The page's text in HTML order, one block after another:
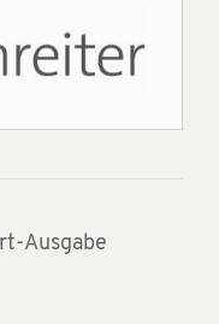
Ausgabe